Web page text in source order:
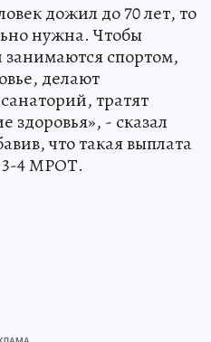
дожил до 70 лет, то
нужна. Чтобы
спортом,
делают
тратят
здоровья», - сказал
что такая выплата
3-4 МРОТ.